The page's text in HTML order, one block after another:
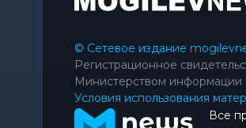
© Сетевое издание
Регистрационное
Министерством информации
Условия использования
Все